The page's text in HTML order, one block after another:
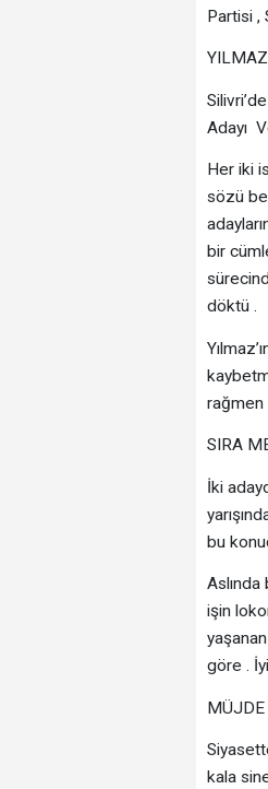
Partisi ,
Adayı
Her iki
sözü
bir
döktü .
rağmen
SIRA
İki
bu
işin
göre .
MÜJDE
kala